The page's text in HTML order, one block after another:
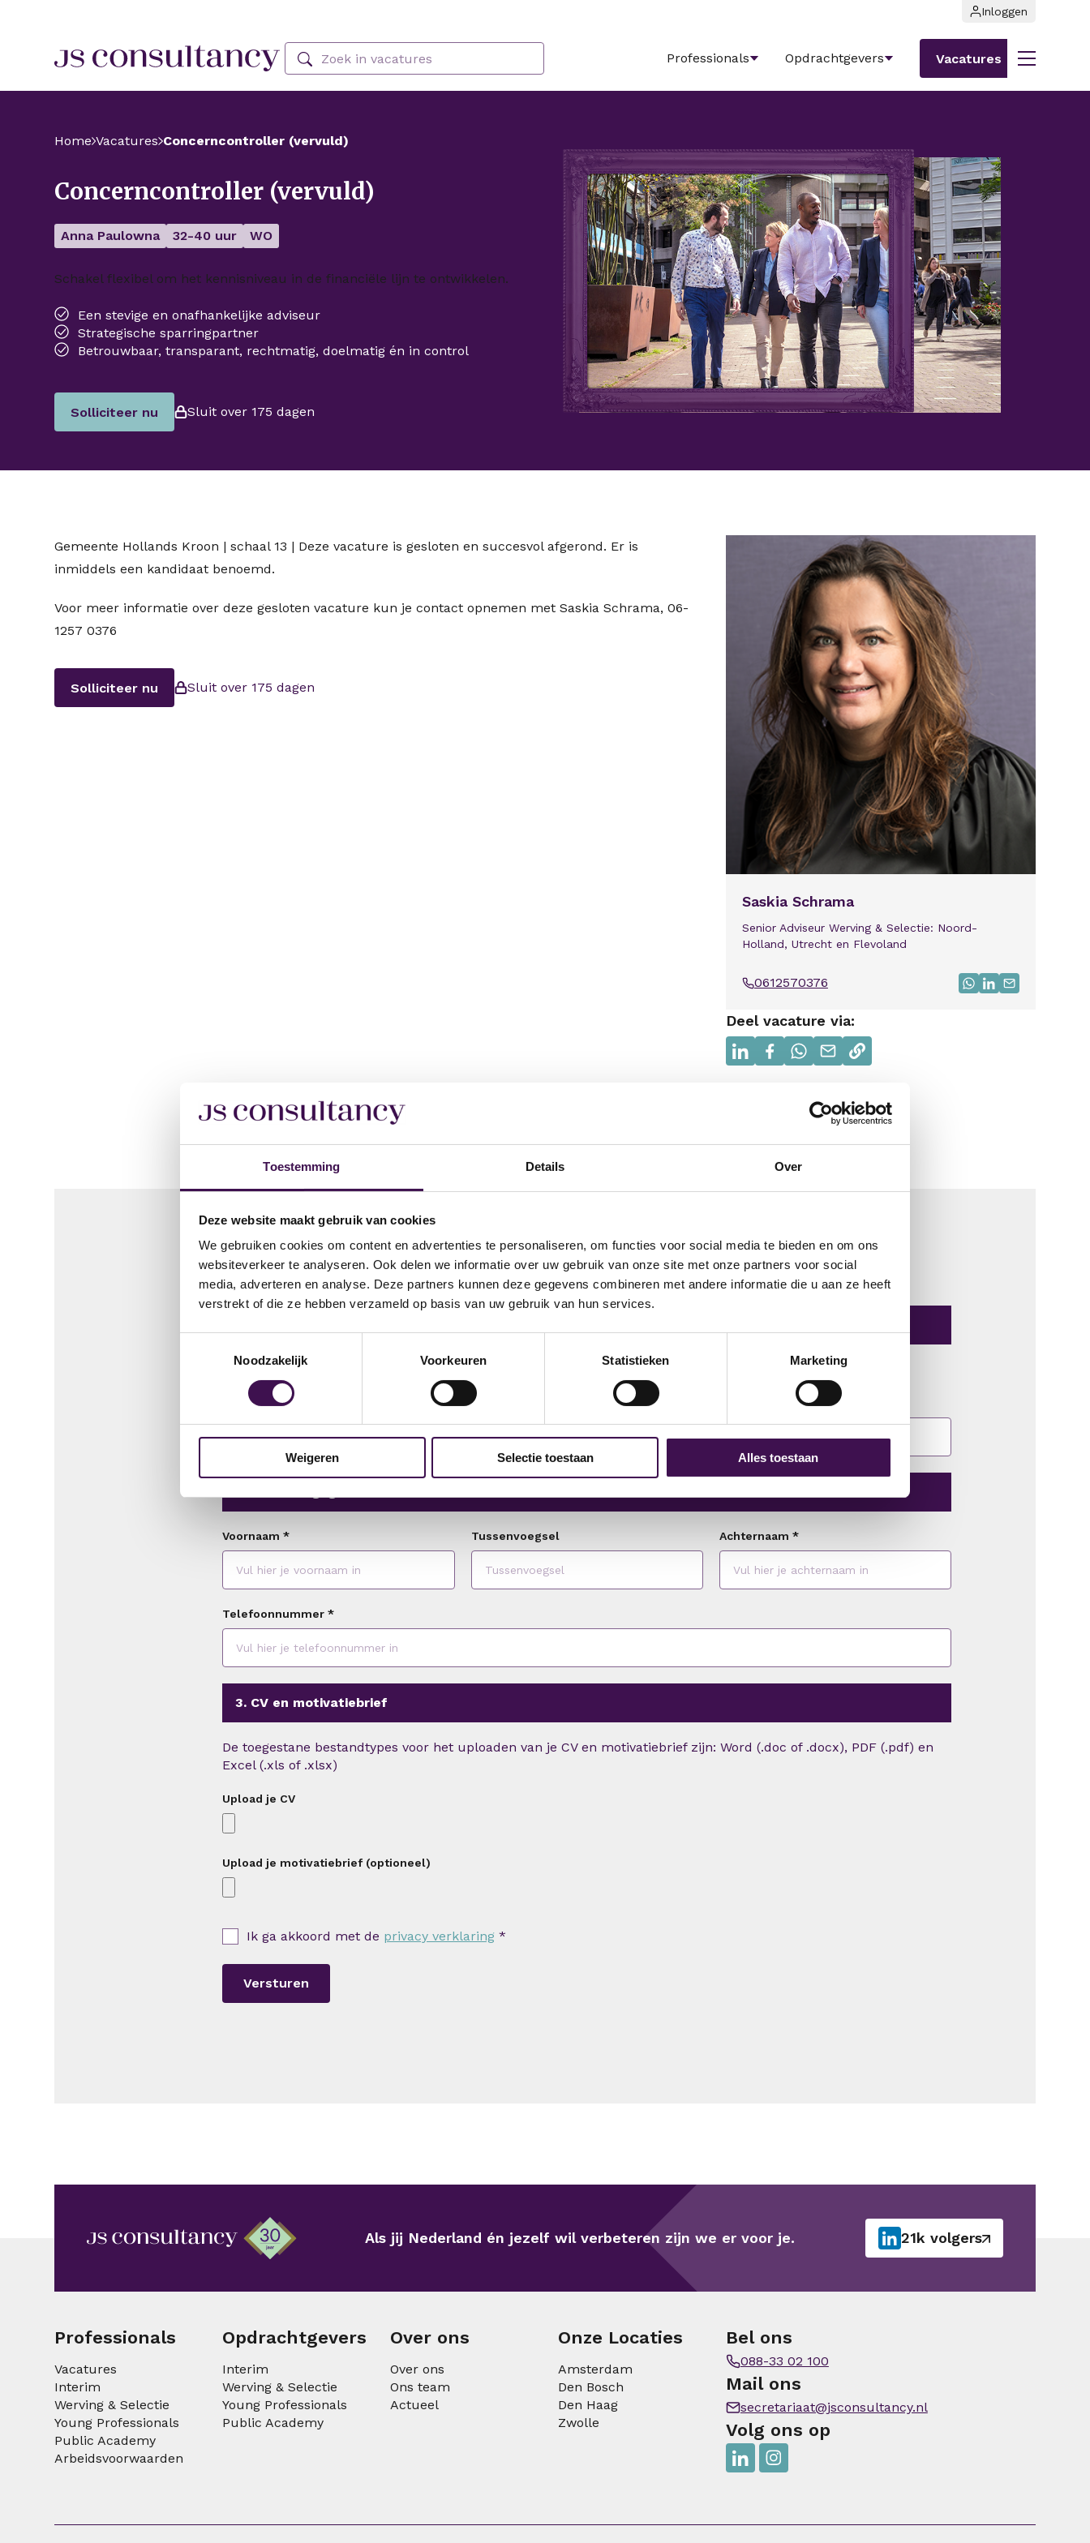
Toestemming Details Over
Deze website maakt gebruik van cookies
We gebruiken cookies om content en advertenties te personaliseren, om functies voor social media te bieden en om ons
websiteverkeer te analyseren. Ook delen we informatie over uw gebruik van onze site met onze partners voor social
media, adverteren en analyse. Deze partners kunnen deze gegevens combineren met andere informatie die u aan ze heeft
verstrekt of die ze hebben verzameld op basis van uw gebruik van hun services.
Noodzakelijk
Voorkeuren Statistieken Marketing
Weigeren Selectie toestaan Alles toestaan
Zoeken
Professionals Opdrachtgevers Vacatures
Inloggen
Home Vacatures Concerncontroller (vervuld)
Concerncontroller (vervuld)
Anna Paulowna 32-40 uur WO
Schakel flexibel om het kennisniveau in de financiële lijn te ontwikkelen.
Een stevige en onafhankelijke adviseur
Strategische sparringpartner
Betrouwbaar, transparant, rechtmatig, doelmatig én in control
Solliciteer nu Sluit over 175 dagen
Gemeente Hollands Kroon | schaal 13 | Deze vacature is gesloten en succesvol afgerond. Er is
inmiddels een kandidaat benoemd.
Voor meer informatie over deze gesloten vacature kun je contact opnemen met Saskia Schrama, 06-
1257 0376
Solliciteer nu Sluit over 175 dagen
Saskia Schrama
Senior Adviseur Werving & Selectie: Noord-
Holland, Utrecht en Flevoland
Bel
0612570376
Stuur bericht via
Bezoek
Mail mij
Deel vacature via:
Delen via linkedin
Delen via facebook
Delen via whatsapp
Delen via e-mail
Solliciteer op deze vacature
We controleren of je al in ons systeem staat, dan hoef je geen NAW gegevens meer in te vullen.
E-mailadres
Voornaam* Tussenvoegsel Achternaam *
Telefoonnummer*
3. CV en motivatiebrief
De toegestane bestandtypes voor het uploaden van je CV en motivatiebrief zijn: Word (.doc of .docx), PDF (.pdf) en
Excel (.xls of .xlsx)
Upload je CV
Upload je motivatiebrief (optioneel)
Ik ga akkoord met de privacy verklaring *
Versturen
Als jij Nederland én jezelf wil verbeteren zijn we er voor je. 21k volgers
Professionals
Vacatures
Interim
Werving & Selectie
Young Professionals
Public Academy
Arbeidsvoorwaarden
Opdrachtgevers
Interim
Werving & Selectie
Young Professionals
Public Academy
Over ons
Over ons
Ons team
Actueel
Onze Locaties
Amsterdam
Den Bosch
Den Haag
Zwolle
Bel ons
088-33 02 100
Mail ons
secretariaat@jsconsultancy.nl
Volg ons op